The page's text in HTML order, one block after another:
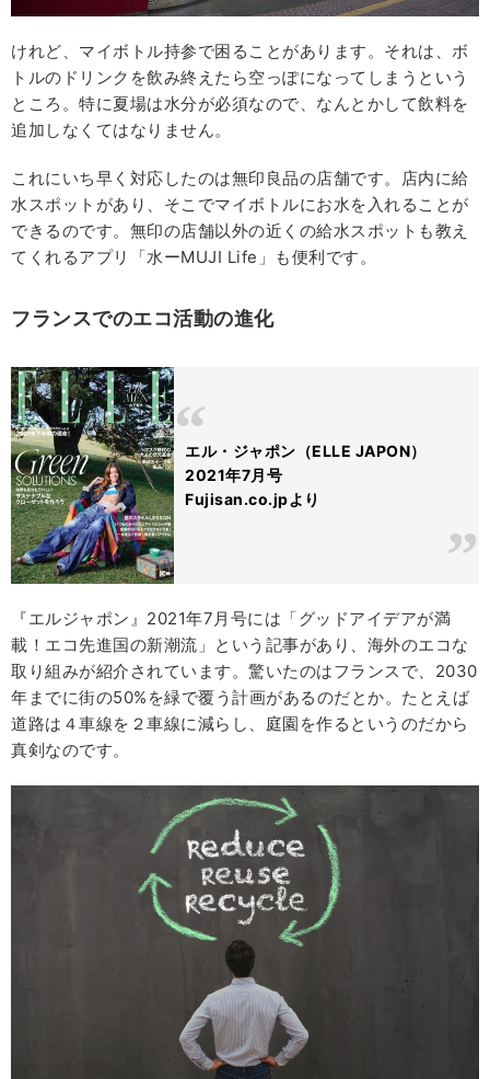
けれど、マイボトル持参で困ることがあります。それは、ボ
トルのドリンクを飲み終えたら空っぽになってしまうという
ところ。特に夏場は水分が必須なので、なんとかして飲料を
追加しなくてはなりません。
これにいち早く対応したのは無印良品の店舗です。店内に給
水スポットがあり、そこでマイボトルにお水を入れることが
できるのです。無印の店舗以外の近くの給水スポットも教え
てくれるアプリ「水ーMUJI Life」も便利です。
フランスでのエコ活動の進化
エル・ジャポン（ELLE JAPON）
2021年7月号
Fujisan.co.jpより
『エルジャポン』2021年7月号には「グッドアイデアが満
載！エコ先進国の新潮流」という記事があり、海外のエコな
取り組みが紹介されています。驚いたのはフランスで、2030
年までに街の50%を緑で覆う計画があるのだとか。たとえば
道路は４車線を２車線に減らし、庭園を作るというのだから
真剣なのです。